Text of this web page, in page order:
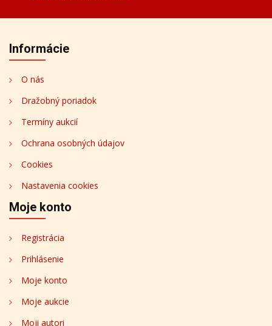
Informácie
O nás
Dražobný poriadok
Termíny aukcií
Ochrana osobných údajov
Cookies
Nastavenia cookies
Moje konto
Registrácia
Prihlásenie
Moje konto
Moje aukcie
Moji autori